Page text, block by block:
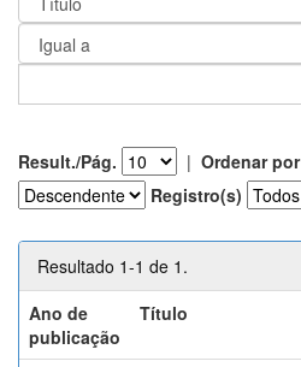
Result./Pág. | Ordenar por
Registro(s)
Resultado 1-1 de 1.
Ano de
publicação
Título